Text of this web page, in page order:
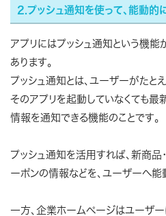
2.プッシュ通知を使って、能動的
アプリにはプッシュ通知という機能
あります。
プッシュ通知とは、ユーザーがたとえ
そのアプリを起動していなくても最
情報を通知できる機能のことです。
プッシュ通知を活用すれば、新商品
ーポンの情報などを、ユーザーへ能
一方、企業ホームページはユーザ